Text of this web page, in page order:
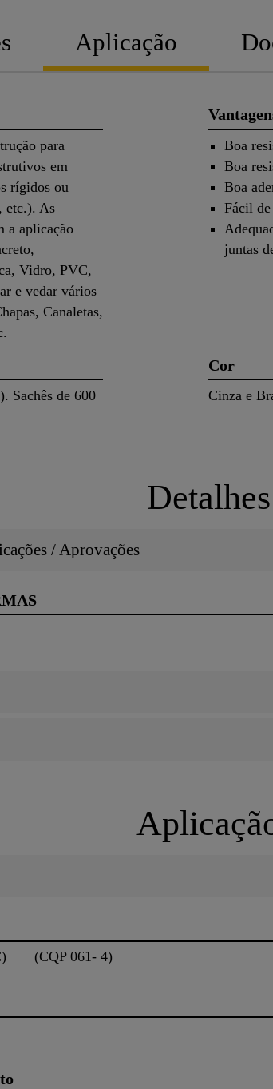
Aplicação
para
em
rígidos ou
etc.). As
a aplicação
Vidro, PVC,
e vedar vários
Canaletas,
Boa
Boa
Boa
Fácil
juntas
Sachês de 600
Cor
Cinza e
Detalhes
/ Aprovações
(CQP 061- 4)